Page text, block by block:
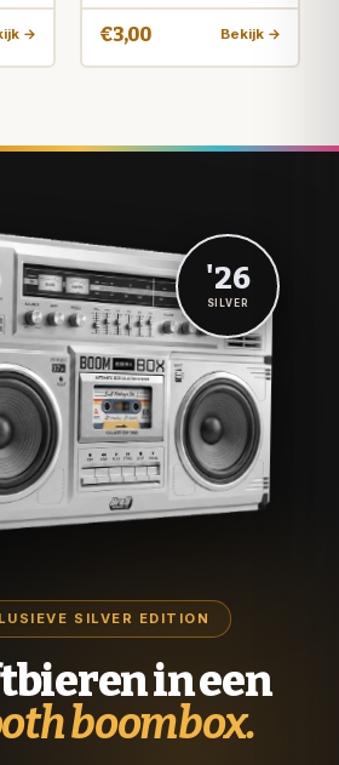
→ €3,00 Bekijk →
SILVER EDITION
in een
boombox.
'26
SILVER